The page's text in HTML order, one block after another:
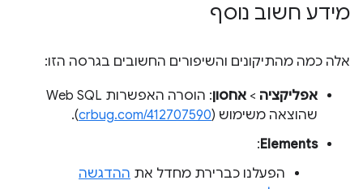
מידע חשוב נוסף
אלה כמה מהתיקונים והשיפורים החשובים בגרסה הזו:
אפליקציה > אחסון
: הוסרה האפשרות Web SQL
שהוצאה משימוש (crbug.com/412707590
).
Elements
:
הפעלנו כברירת מחדל את ההדגשה